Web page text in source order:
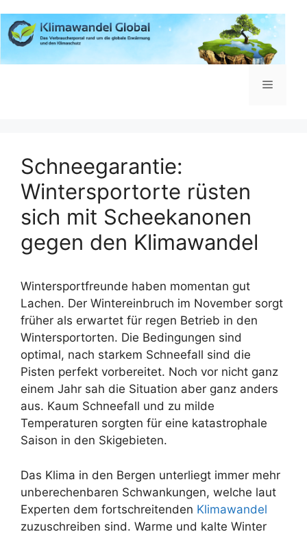
Inhalt
springen
Menü
Schneegarantie:
Wintersportorte rüsten
sich mit Scheekanonen
gegen den Klimawandel
Wintersportfreunde haben momentan gut
Lachen. Der Wintereinbruch im November sorgt
früher als erwartet für regen Betrieb in den
Wintersportorten. Die Bedingungen sind
optimal, nach starkem Schneefall sind die
Pisten perfekt vorbereitet. Noch vor nicht ganz
einem Jahr sah die Situation aber ganz anders
aus. Kaum Schneefall und zu milde
Temperaturen sorgten für eine katastrophale
Saison in den Skigebieten.
Das Klima in den Bergen unterliegt immer mehr
unberechenbaren Schwankungen, welche laut
Experten dem fortschreitenden Klimawandel
zuzuschreiben sind. Warme und kalte Winter